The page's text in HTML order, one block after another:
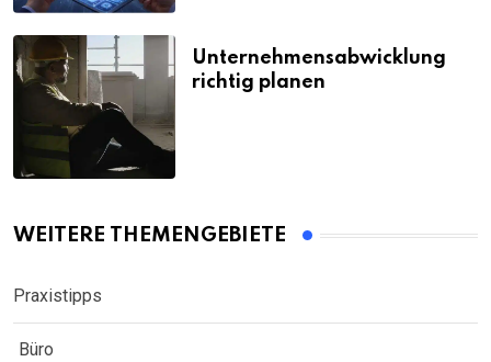
Unternehmensabwicklung
richtig planen
WEITERE THEMENGEBIETE
Praxistipps
Büro